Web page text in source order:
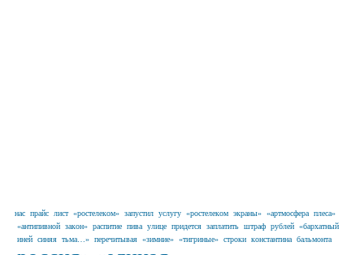
нас прайс лист «ростелеком» запустил услугу «ростелеком экраны» «артмосфера плеса»
«антипивной закон» распитие пива улице придется заплатить штраф рублей «бархатный
иней синяя тьма…» перечитывая «зимние» «тигриные» строки константина бальмонта